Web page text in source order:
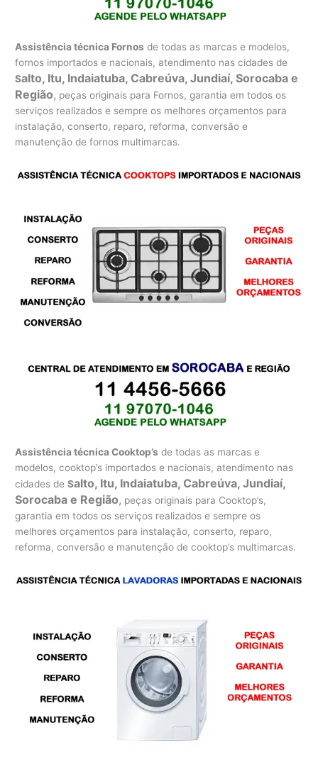
Assistência técnica Fornos de todas as marcas e modelos,
fornos importados e nacionais, atendimento nas cidades de
Salto, Itu, Indaiatuba, Cabreúva, Jundiaí, Sorocaba e
Região, peças originais para Fornos, garantia em todos os
serviços realizados e sempre os melhores orçamentos para
instalação, conserto, reparo, reforma, conversão e
manutenção de fornos multimarcas.
Assistência técnica Cooktop’s de todas as marcas e
modelos, cooktop’s importados e nacionais, atendimento nas
cidades deSalto, Itu, Indaiatuba, Cabreúva, Jundiaí,
Sorocaba e Região, peças originais para Cooktop’s,
garantia em todos os serviços realizados e sempre os
melhores orçamentos para instalação, conserto, reparo,
reforma, conversão e manutenção de cooktop’s multimarcas.